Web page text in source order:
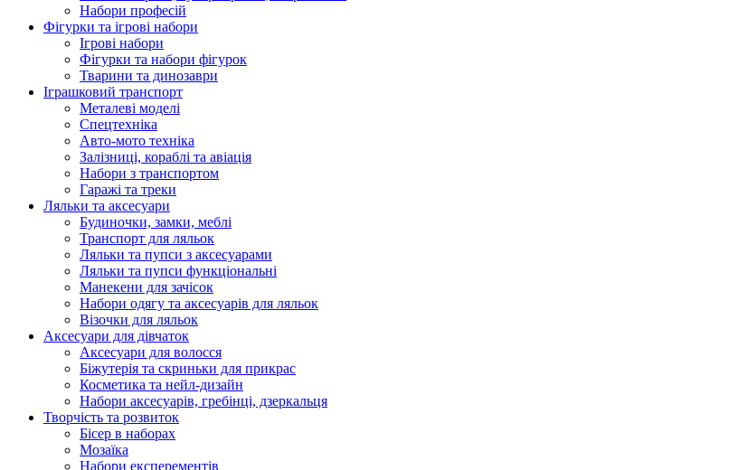
Набори професій
Фігурки та ігрові набори
Ігрові набори
Фігурки та набори фігурок
Тварини та динозаври
Іграшковий транспорт
Металеві моделі
Спецтехніка
Авто-мото техніка
Залізниці, кораблі та авіація
Набори з транспортом
Гаражі та треки
Ляльки та аксесуари
Будиночки, замки, меблі
Транспорт для ляльок
Ляльки та пупси з аксесуарами
Ляльки та пупси функціональні
Манекени для зачісок
Набори одягу та аксесуарів для ляльок
Візочки для ляльок
Аксесуари для дівчаток
Аксесуари для волосся
Біжутерія та скриньки для прикрас
Косметика та нейл-дизайн
Набори аксесуарів, гребінці, дзеркальця
Творчість та розвиток
Бісер в наборах
Мозаїка
Набори експерементів